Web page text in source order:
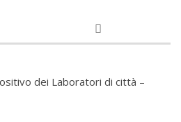
dei Laboratori di città –